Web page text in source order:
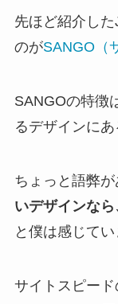
先ほど紹介し
のがSANGO（
SANGOの特徴
るデザインにあ
ちょっと語弊が
いデザインなら
と僕は感じてい
サイトスピー